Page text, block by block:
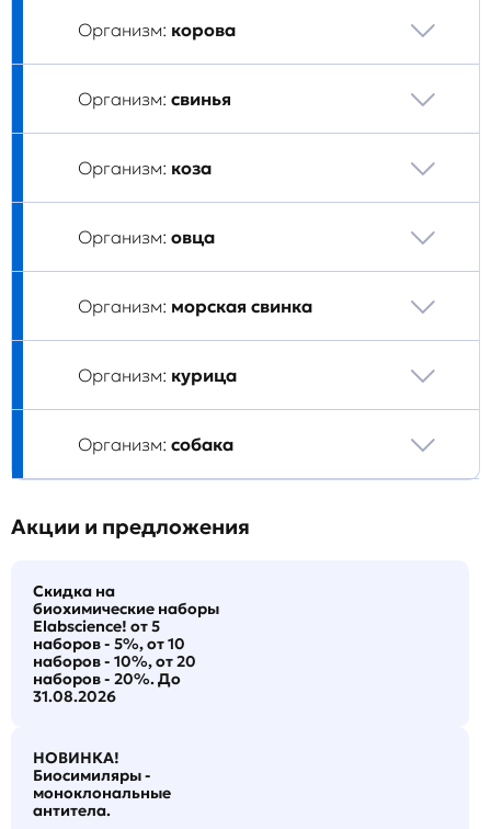
Организм: корова
Организм: свинья
Организм: коза
Организм: овца
Организм: морская свинка
Организм: курица
Организм: собака
Акции и предложения
Скидка на
биохимические наборы
Elabscience! от 5
наборов - 5%, от 10
наборов - 10%, от 20
наборов - 20%. До
31.08.2026
НОВИНКА!
Биосимиляры -
моноклональные
антитела.